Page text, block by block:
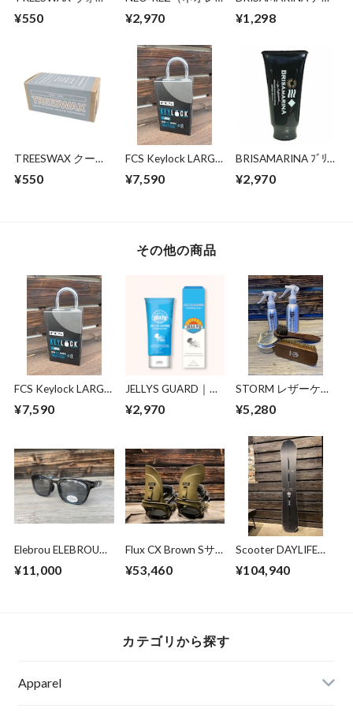
¥550
ア）ウェットスーツ
¥2,970
プ
¥1,298
TREESWAX クール
コート用 85g
¥550
FCS Keylock LARGE
¥7,590
BRISAMARINA ﾌﾞﾘｻ
UVｸﾘｰﾑ 70g (WHT)
¥2,970
その他の商品
FCS Keylock LARGE
¥7,590
JELLYS GUARD｜ジ
ラゲ除けクリーム
¥2,970
STORM レザーケア
¥5,280
Elebrou ELEBROU
SHINE
¥11,000
Flux CX Brown Sサ
¥53,460
Scooter DAYLIFE
送料無料
¥104,940
カテゴリから探す
Apparel